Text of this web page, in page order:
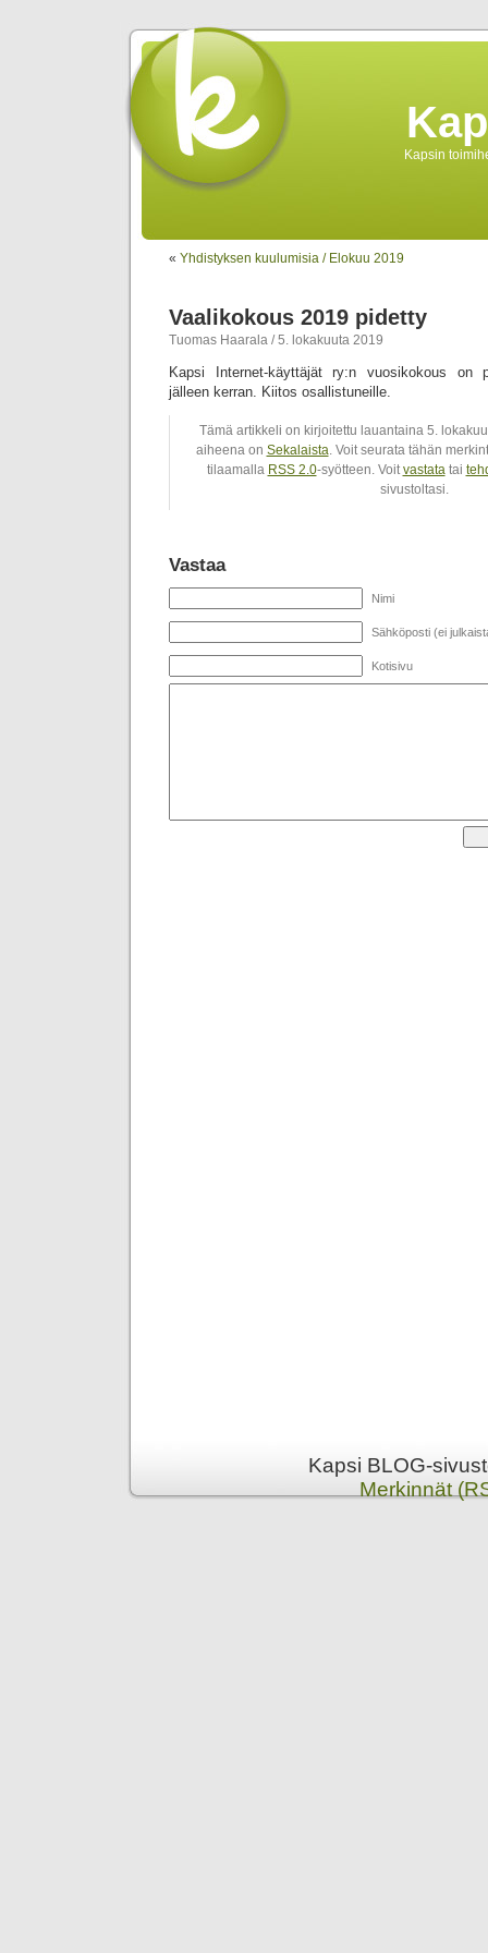
Kapsin
« Yhdistyksen kuulumisia / Elokuu 2019
Vaalikokous 2019 pidetty
Tuomas Haarala / 5. lokakuuta 2019
Kapsi Internet-käyttäjät ry:n vuosikokous on
jälleen kerran. Kiitos osallistuneille.
Tämä artikkeli on kirjoitettu lauantaina 5.
aiheena on Sekalaista. Voit seurata tähän
tilaamalla RSS 2.0-syötteen. Voitvastatatai
sivustoltasi.
Vastaa
Nimi
Sähköposti (ei
Kotisivu
Kapsi BLOG-
Merkinnät